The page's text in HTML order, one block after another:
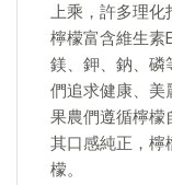
上乘，許多理化
檸檬富含維生素
鎂、鉀、鈉、磷
們追求健康、美
果農們遵循檸檬
其口感純正，檸
檬。